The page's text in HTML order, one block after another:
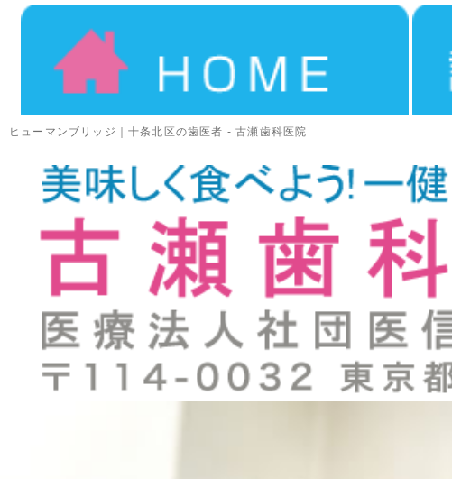
ヒューマンブリッジ ｜十条北区の歯医者 - 古瀬歯科医院